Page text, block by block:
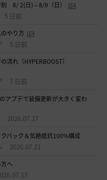
8/ 2(日)～8/9（日）
5 日前
やり方
5 日前
流れ（HYPERBOOST）
7 日前
アプデで装備更新が大きく変わ
2026.07.27
バック＆気絶抵抗100%構成
2026.07.21
へ